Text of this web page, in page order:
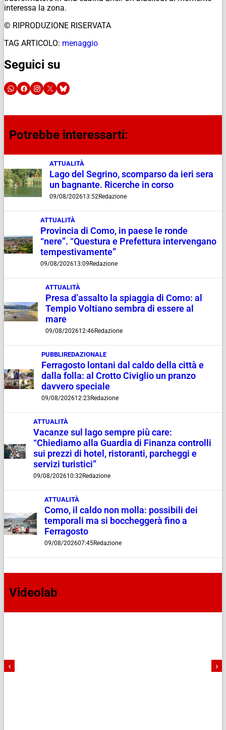
interessa la zona.
© RIPRODUZIONE RISERVATA
TAG ARTICOLO: menaggio
Seguici su
Potrebbe interessarti:
ATTUALITÀ
Lago del Segrino, scomparso da ieri sera
un bagnante. Ricerche in corso
09/08/202613:52Redazione
ATTUALITÀ
Provincia di Como, in paese le ronde
“nere”. “Questura e Prefettura intervengano
tempestivamente”
09/08/202613:09 Redazione
ATTUALITÀ
Presa d’assalto la spiaggia di Como: al
Tempio Voltiano sembra di essere al
mare
09/08/202612:46Redazione
PUBBLIREDAZIONALE
Ferragosto lontani dal caldo della città e
dalla folla: al Crotto Civiglio un pranzo
davvero speciale
09/08/202612:23 Redazione
ATTUALITÀ
Vacanze sul lago sempre più care:
“Chiediamo alla Guardia di Finanza controlli
sui prezzi di hotel, ristoranti, parcheggi e
servizi turistici”
09/08/202610:32Redazione
ATTUALITÀ
Como, il caldo non molla: possibili dei
temporali ma si boccheggerà fino a
Ferragosto
09/08/202607:45Redazione
Videolab
‹ ›